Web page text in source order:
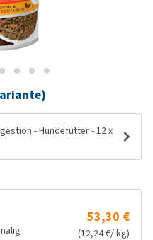
- Hundefutter - 12 x
53,30 €
(12,24 €/ kg)